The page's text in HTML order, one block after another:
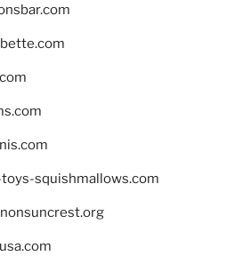
squishmallows.com